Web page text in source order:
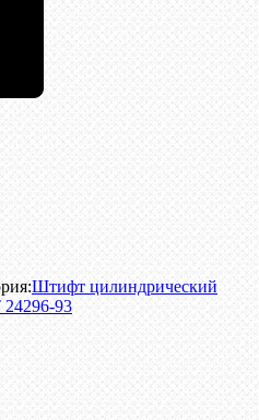
Штифт цилиндрический
93